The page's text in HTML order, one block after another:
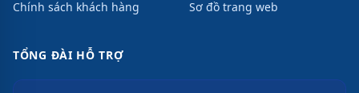
Chính sách khách hàng
Sơ đồ trang web
TỔNG ĐÀI HỖ TRỢ